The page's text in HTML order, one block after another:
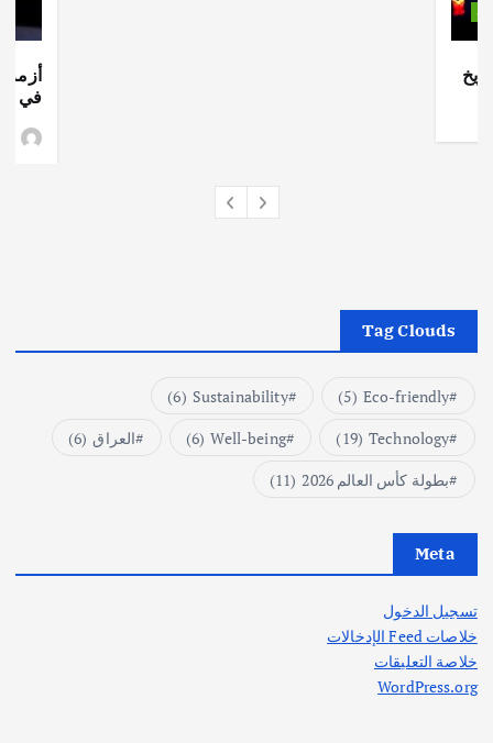
أزمة
في
Tag Clouds
Eco-friendly
(5)
Sustainability
(6)
Technology
(19)
Well-being
(6) العراق (6)
بطولة كأس العالم 2026
(11)
Meta
تسجيل الدخول
خلاصات Feed الإدخالات
خلاصة التعليقات
WordPress.org